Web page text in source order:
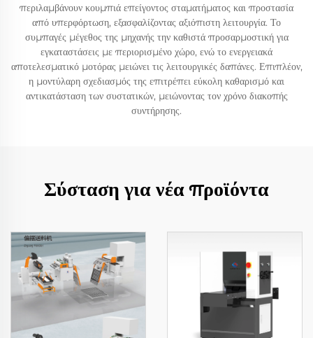
περιλαμβάνουν κουμπιά επείγοντος σταματήματος και προστασία
από υπερφόρτωση, εξασφαλίζοντας αξιόπιστη λειτουργία. Το
συμπαγές μέγεθος της μηχανής την καθιστά προσαρμοστική για
εγκαταστάσεις με περιορισμένο χώρο, ενώ το ενεργειακά
αποτελεσματικό μοτόρας μειώνει τις λειτουργικές δαπάνες. Επιπλέον,
η μοντύλαρη σχεδιασμός της επιτρέπει εύκολη καθαρισμό και
αντικατάσταση των συστατικών, μειώνοντας τον χρόνο διακοπής
συντήρησης.
Σύσταση για νέα προϊόντα